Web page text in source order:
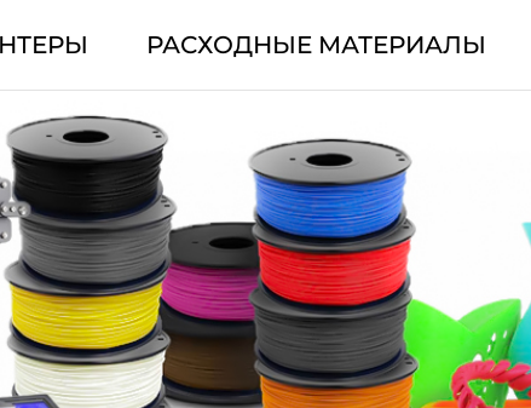
РАСХОДНЫЕ МАТЕРИАЛЫ